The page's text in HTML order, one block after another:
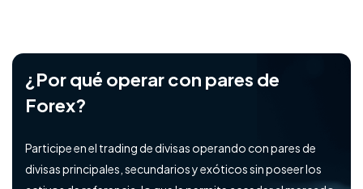
¿Por qué operar con pares de
Forex?
Participe en el trading de divisas operando con pares de
divisas principales, secundarios y exóticos sin poseer los